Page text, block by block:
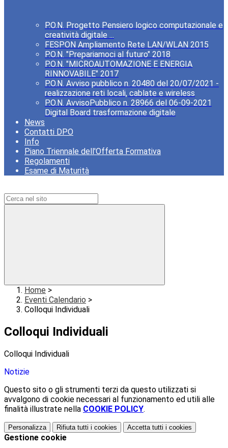
P.O.N. Progetto Pensiero logico computazionale e
creatività digitale ...
FESPON Ampliamento Rete LAN/WLAN 2015
P.O.N. "Prepariamoci al futuro" 2018
P.O.N. "MICROAUTOMAZIONE E ENERGIA
RINNOVABILE" 2017
P.O.N. Avviso pubblico n. 20480 del 20/07/2021 -
realizzazione reti locali, cablate e wireless
P.O.N. AvvisoPubblico n. 28966 del 06-09-2021
Digital Board trasformazione digitale
News
Contatti DPO
Info
Piano Triennale dell'Offerta Formativa
Regolamenti
Esame di Maturità
Home >
Eventi Calendario >
Colloqui Individuali
Colloqui Individuali
Colloqui Individuali
Notizie
Questo sito o gli strumenti terzi da questo utilizzati si
avvalgono di cookie necessari al funzionamento ed utili alle
finalità illustrate nella COOKIE POLICY.
Personalizza Rifiuta tutti i cookies Accetta tutti i cookies
Gestione cookie